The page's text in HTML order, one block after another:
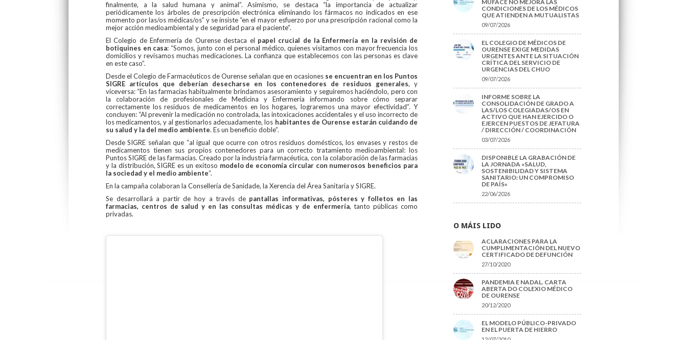
finalmente, a la salud humana y animal”. Asimismo, se destaca “la importancia de actualizar
periódicamente los árboles de prescripción electrónica eliminando los fármacos no indicados en ese
momento por las/os médicas/os” y se insiste “en el mayor esfuerzo por una prescripción racional como la
mejor acción medioambiental y de seguridad para el paciente”.
El Colegio de Enfermería de Ourense destaca el papel crucial de la Enfermería en la revisión de
botiquines en casa: “Somos, junto con el personal médico, quienes visitamos con mayor frecuencia los
domicilios y revisamos muchas medicaciones. La confianza que establecemos con las personas es clave
en este caso”.
Desde el Colegio de Farmacéuticos de Ourense señalan que en ocasiones se encuentran en los Puntos
SIGRE artículos que deberían desecharse en los contenedores de residuos generales, y
viceversa: “En las farmacias habitualmente brindamos asesoramiento y seguiremos haciéndolo, pero con
la colaboración de profesionales de Medicina y Enfermería informando sobre cómo separar
correctamente los residuos de medicamentos en los hogares, lograremos una mayor efectividad”. Y
concluyen: “Al prevenir la medicación no controlada, las intoxicaciones accidentales y el uso incorrecto de
los medicamentos, y al gestionarlos adecuadamente, los habitantes de Ourense estarán cuidando de
su salud y la del medio ambiente. Es un beneficio doble”.
Desde SIGRE señalan que “al igual que ocurre con otros residuos domésticos, los envases y restos de
medicamentos tienen sus propios contenedores para un correcto tratamiento medioambiental: los
Puntos SIGRE de las farmacias. Creado por la industria farmacéutica, con la colaboración de las farmacias
y la distribución, SIGRE es un exitoso modelo de economía circular con numerosos beneficios para
la sociedad y el medio ambiente”.
En la campaña colaboran la Consellería de Sanidade, la Xerencia del Área Sanitaria y SIGRE.
Se desarrollará a partir de hoy a través de pantallas informativas, pósteres y folletos en las
farmacias, centros de salud y en las consultas médicas y de enfermería, tanto públicas como
privadas.
MUFACE NO MEJORA LAS
CONDICIONES DE LOS MÉDICOS
QUE ATIENDEN A MUTUALISTAS
09/07/2026
EL COLEGIO DE MÉDICOS DE
OURENSE EXIGE MEDIDAS
URGENTES ANTE LA SITUACIÓN
CRÍTICA DEL SERVICIO DE
URGENCIAS DEL CHUO
09/07/2026
INFORME SOBRE LA
CONSOLIDACIÓN DE GRADO A
LAS/LOS COLEGIADAS/OS EN
ACTIVO QUE HAN EJERCIDO O
EJERCEN PUESTOS DE JEFATURA
/ DIRECCIÓN / COORDINACIÓN
03/07/2026
DISPONIBLE LA GRABACIÓN DE
LA JORNADA «SALUD,
SOSTENIBILIDAD Y SISTEMA
SANITARIO: UN COMPROMISO
DE PAÍS»
22/06/2026
O MÁIS LIDO
ACLARACIONES PARA LA
CUMPLIMENTACIÓN DEL NUEVO
CERTIFICADO DE DEFUNCIÓN
27/10/2020
PANDEMIA E NADAL. CARTA
ABERTA DO COLEXIO MÉDICO
DE OURENSE
20/12/2020
EL MODELO PÚBLICO-PRIVADO
EN EL PUERTA DE HIERRO